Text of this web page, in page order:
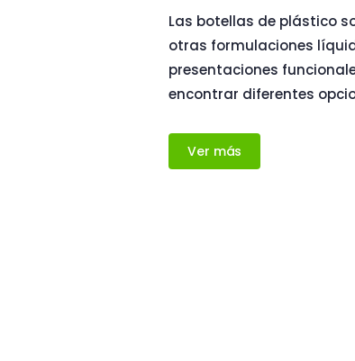
Las botellas de plástico
otras formulaciones
presentaciones
encontrar diferentes
Ver más